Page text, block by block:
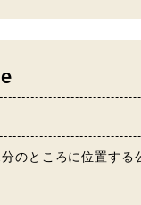
のところに位置する